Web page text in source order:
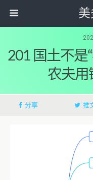
美
201 国土不是
农夫用
分享 推